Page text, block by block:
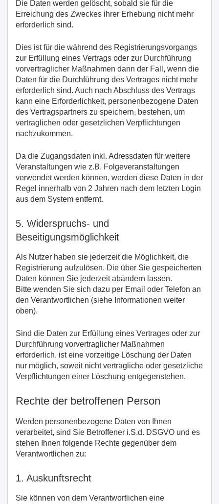
Die Daten werden gelöscht, sobald sie für die
Erreichung des Zweckes ihrer Erhebung nicht mehr
erforderlich sind.
Dies ist für die während des Registrierungsvorgangs
zur Erfüllung eines Vertrags oder zur Durchführung
vorvertraglicher Maßnahmen dann der Fall, wenn die
Daten für die Durchführung des Vertrages nicht mehr
erforderlich sind. Auch nach Abschluss des Vertrags
kann eine Erforderlichkeit, personenbezogene Daten
des Vertragspartners zu speichern, bestehen, um
vertraglichen oder gesetzlichen Verpflichtungen
nachzukommen.
Da die Zugangsdaten inkl. Adressdaten für weitere
Veranstaltungen wie z.B. Folgeveranstaltungen
verwendet werden können, werden diese Daten in der
Regel innerhalb von 2 Jahren nach dem letzten Login
aus dem System entfernt.
5. Widerspruchs- und
Beseitigungsmöglichkeit
Als Nutzer haben sie jederzeit die Möglichkeit, die
Registrierung aufzulösen. Die über Sie gespeicherten
Daten können Sie jederzeit abändern lassen.
Bitte wenden Sie sich dazu per Email oder Telefon an
den Verantwortlichen (siehe Informationen weiter
oben).
Sind die Daten zur Erfüllung eines Vertrages oder zur
Durchführung vorvertraglicher Maßnahmen
erforderlich, ist eine vorzeitige Löschung der Daten
nur möglich, soweit nicht vertragliche oder gesetzliche
Verpflichtungen einer Löschung entgegenstehen.
Rechte der betroffenen Person
Werden personenbezogene Daten von Ihnen
verarbeitet, sind Sie Betroffener i.S.d. DSGVO und es
stehen Ihnen folgende Rechte gegenüber dem
Verantwortlichen zu:
1. Auskunftsrecht
Sie können von dem Verantwortlichen eine